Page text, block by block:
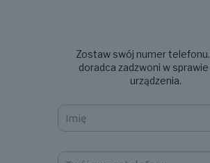
Zostaw swój numer
doradca zadzwoni w
urządzenia.